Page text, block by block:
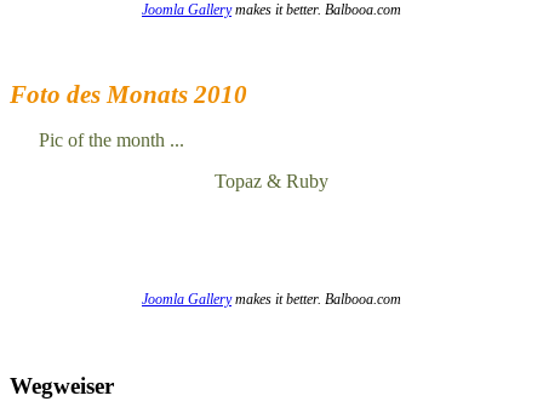
Joomla Gallerymakes it better. Balbooa.com
Foto des Monats 2010
Pic of the month ...
Topaz & Ruby
Joomla Gallerymakes it better. Balbooa.com
Wegweiser